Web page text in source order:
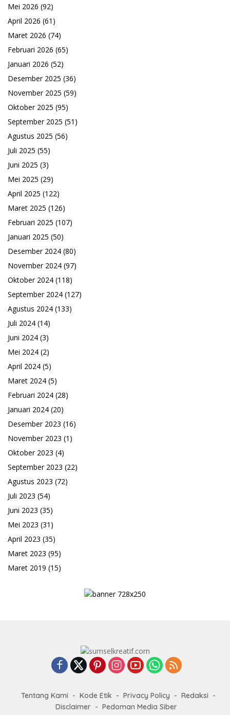
Mei 2026 (92)
April 2026 (61)
Maret 2026 (74)
Februari 2026 (65)
Januari 2026 (52)
Desember 2025 (36)
November 2025 (59)
Oktober 2025 (95)
September 2025 (51)
Agustus 2025 (56)
Juli 2025 (55)
Juni 2025 (3)
Mei 2025 (29)
April 2025 (122)
Maret 2025 (126)
Februari 2025 (107)
Januari 2025 (50)
Desember 2024 (80)
November 2024 (97)
Oktober 2024 (118)
September 2024 (127)
Agustus 2024 (133)
Juli 2024 (14)
Juni 2024 (3)
Mei 2024 (2)
April 2024 (5)
Maret 2024 (5)
Februari 2024 (28)
Januari 2024 (20)
Desember 2023 (16)
November 2023 (1)
Oktober 2023 (4)
September 2023 (22)
Agustus 2023 (72)
Juli 2023 (54)
Juni 2023 (35)
Mei 2023 (31)
April 2023 (35)
Maret 2023 (95)
Maret 2019 (15)
Tentang Kami Kode Etik Privacy Policy
Redaksi
Disclaimer
Pedoman Media Siber